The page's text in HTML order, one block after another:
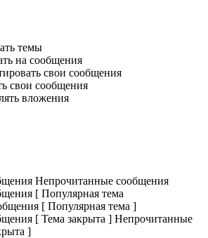
темы
на сообщения
свои сообщения
свои сообщения
вложения
Непрочитанные сообщения
[ Популярная тема
[ Популярная тема ]
[ Тема закрыта ] Непрочитанные
]